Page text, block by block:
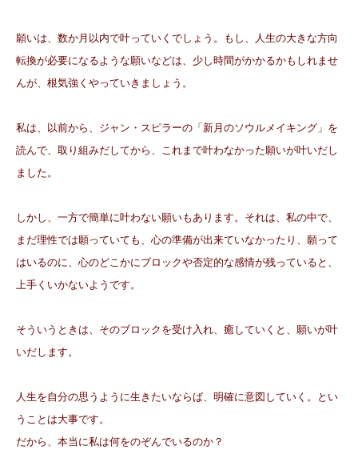
願いは、数か月以内で叶っていくでしょう。もし、人生の大きな方向
転換が必要になるような願いなどは、少し時間がかかるかもしれませ
んが、根気強くやっていきましょう。
私は、以前から、ジャン・スピラーの「新月のソウルメイキング」を
読んで、取り組みだしてから、これまで叶わなかった願いが叶いだし
ました。
しかし、一方で簡単に叶わない願いもあります。それは、私の中で、
まだ理性では願っていても、心の準備が出来ていなかったり、願って
はいるのに、心のどこかにブロックや否定的な感情が残っていると、
上手くいかないようです。
そういうときは、そのブロックを受け入れ、癒していくと、願いが叶
いだします。
人生を自分の思うように生きたいならば、明確に意図していく。とい
うことは大事です。
だから、本当に私は何をのぞんでいるのか？